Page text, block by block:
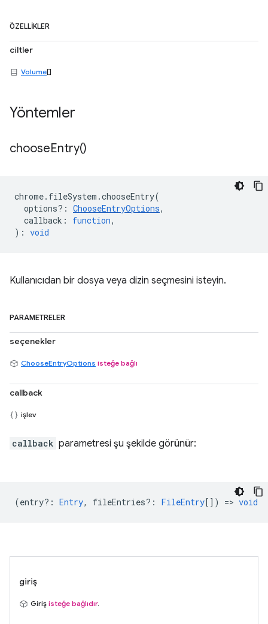
ÖZELLIKLER
ciltler
Volume[]
Yöntemler
chooseEntry()
chrome. fileSystem .chooseEntry(
options? : ChooseEntryOptions,
callback : function,
) : void
Kullanıcıdan bir dosya veya dizin seçmesini isteyin.
PARAMETRELER
seçenekler
ChooseEntryOptions isteğe bağlı
callback
işlev
callback parametresi şu şekilde görünür:
(entry? : Entry, fileEntries? : FileEntry[]) => void
giriş
Giriş isteğe bağlıdır.